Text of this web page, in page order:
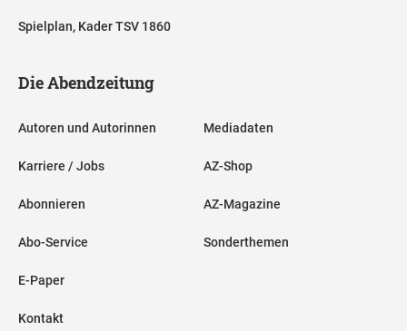
Spielplan, Kader TSV 1860
Die Abendzeitung
Autoren und Autorinnen
Karriere / Jobs
Abonnieren
Abo-Service
E-Paper
Kontakt
Mediadaten
AZ-Shop
AZ-Magazine
Sonderthemen